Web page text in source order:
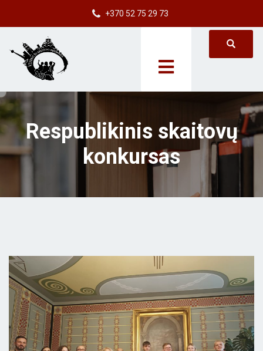
+370 52 75 29 73
Respublikinis skaitovų
konkursas